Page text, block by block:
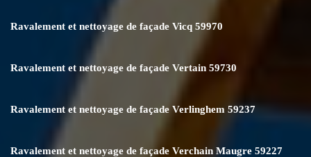
Ravalement et nettoyage de façade Vicq 59970
Ravalement et nettoyage de façade Vertain 59730
Ravalement et nettoyage de façade Verlinghem 59237
Ravalement et nettoyage de façade Verchain Maugre 59227